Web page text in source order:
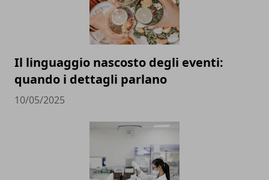
Il linguaggio nascosto degli eventi:
quando i dettagli parlano
10/05/2025